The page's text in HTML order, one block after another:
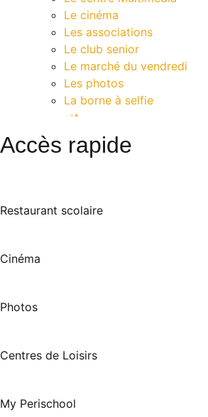
Le cinéma
Les associations
Le club senior
Le marché du vendredi
Les photos
La borne à selfie
Contact
Accès rapide
Restaurant scolaire
Cinéma
Photos
Centres de Loisirs
My Perischool